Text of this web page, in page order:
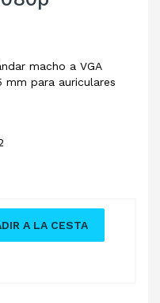
macho a VGA
para auriculares
A LA CESTA